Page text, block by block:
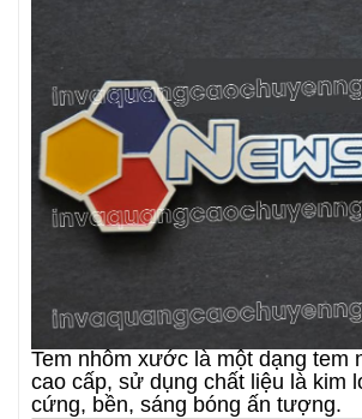
Tem nhôm xước là một dạng tem
cao cấp, sử dụng chất liệu là kim
cứng, bền, sáng bóng ấn tượng.